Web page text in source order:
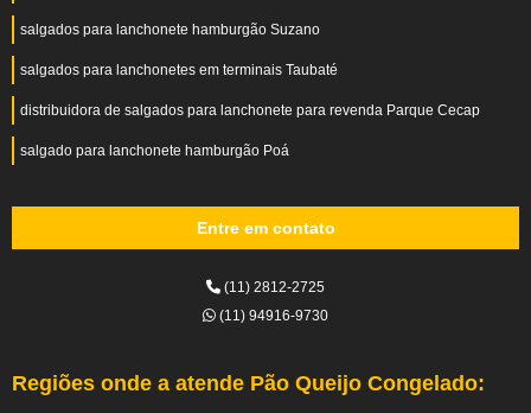
salgados para lanchonete hamburgão Suzano
salgados para lanchonetes em terminais Taubaté
distribuidora de salgados para lanchonete para revenda Parque Cecap
salgado para lanchonete hamburgão Poá
Entre em contato
(11) 2812-2725
(11) 94916-9730
Regiões onde a atende Pão Queijo Congelado: